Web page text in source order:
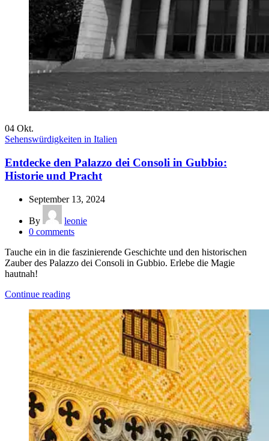
04 Okt.
Sehenswürdigkeiten in Italien
Entdecke den Palazzo dei Consoli in Gubbio:
Historie und Pracht
September 13, 2024
By
leonie
0 comments
Tauche ein in die faszinierende Geschichte und den historischen
Zauber des Palazzo dei Consoli in Gubbio. Erlebe die Magie
hautnah!
Continue reading